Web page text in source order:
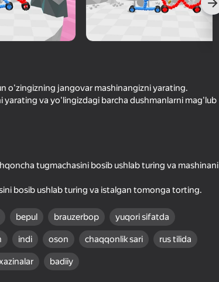
Arkadalar
Kazual
bergan baho
Boshlash
o'zingizning jangovar mashinangizni yarating.
va yo'lingizdagi barcha dushmanlarni mag'lub
tugmachasini bosib ushlab turing va mashinani
bosib ushlab turing va istalgan tomonga torting.
bepul brauzerbop yuqori sifatda
indi oson chaqqonlik sari rus tilida
badiiy